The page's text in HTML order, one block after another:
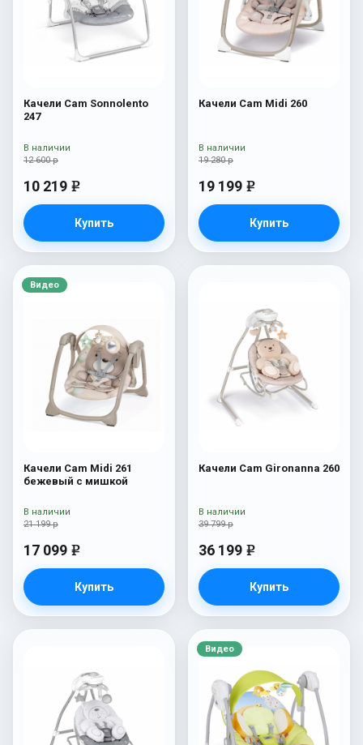
Качели Cam Sonnolento
247
12 600 р
10 219 e
Купить
В наличии
Качели Cam Midi 260
19 280 р
19 199 e
Купить
В наличии
Видео
Качели Cam Midi 261
бежевый с мишкой
21 199 р
17 099 e
Купить
В наличии
Качели Cam Gironanna 260
39 799 р
36 199 e
Купить
В наличии
Видео